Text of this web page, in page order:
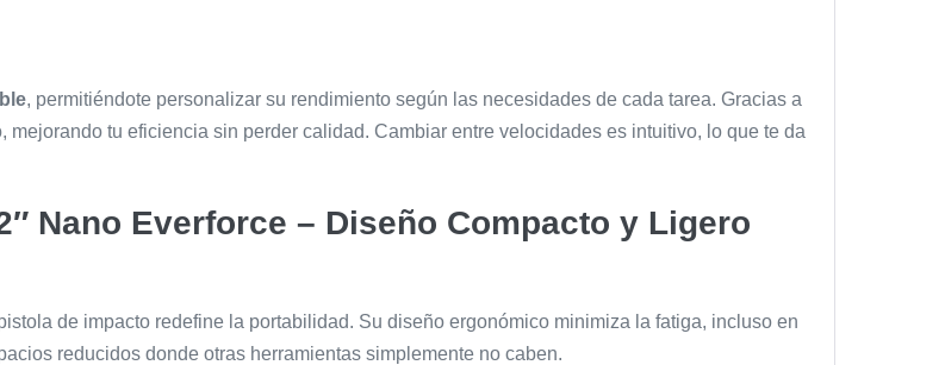
, permitiéndote personalizar su rendimiento según las necesidades de cada tarea. Gracias a
mejorando tu eficiencia sin perder calidad. Cambiar entre velocidades es intuitivo, lo que te da
Nano Everforce – Diseño Compacto y Ligero
de impacto redefine la portabilidad. Su diseño ergonómico minimiza la fatiga, incluso en
reducidos donde otras herramientas simplemente no caben.